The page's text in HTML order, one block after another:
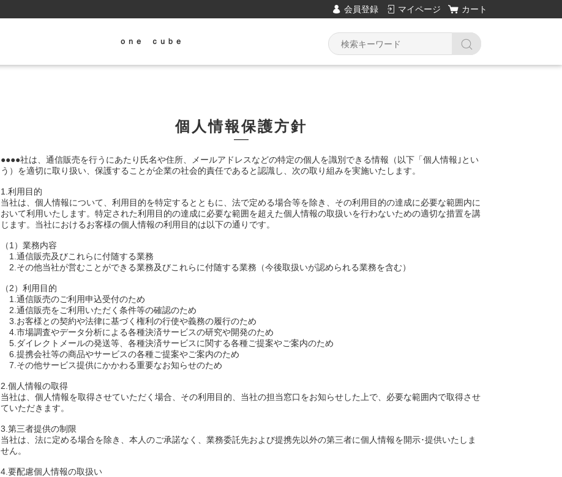
会員登録 マイページ カート
ｏｎｅ ｃｕｂｅ
個人情報保護方針
●●●●社は、通信販売を行うにあたり氏名や住所、メールアドレスなどの特定の個人を識別できる情報（以下「個人情報｣とい
う）を適切に取り扱い、保護することが企業の社会的責任であると認識し、次の取り組みを実施いたします。
1.利用目的
当社は、個人情報について、利用目的を特定するとともに、法で定める場合等を除き、その利用目的の達成に必要な範囲内に
おいて利用いたします。特定された利用目的の達成に必要な範囲を超えた個人情報の取扱いを行わないための適切な措置を講
じます。当社におけるお客様の個人情報の利用目的は以下の通りです。
（1）業務内容
1.通信販売及びこれらに付随する業務
2.その他当社が営むことができる業務及びこれらに付随する業務（今後取扱いが認められる業務を含む）
（2）利用目的
1.通信販売のご利用申込受付のため
2.通信販売をご利用いただく条件等の確認のため
3.お客様との契約や法律に基づく権利の行使や義務の履行のため
4.市場調査やデータ分析による各種決済サービスの研究や開発のため
5.ダイレクトメールの発送等、各種決済サービスに関する各種ご提案やご案内のため
6.提携会社等の商品やサービスの各種ご提案やご案内のため
7.その他サービス提供にかかわる重要なお知らせのため
2.個人情報の取得
当社は、個人情報を取得させていただく場合、その利用目的、当社の担当窓口をお知らせした上で、必要な範囲内で取得させ
ていただきます。
3.第三者提供の制限
当社は、法に定める場合を除き、本人のご承諾なく、業務委託先および提携先以外の第三者に個人情報を開示･提供いたしま
せん。
4.要配慮個人情報の取扱い